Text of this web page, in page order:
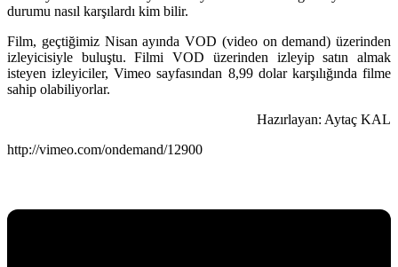
durumu nasıl karşılardı kim bilir.
Film, geçtiğimiz Nisan ayında VOD (video on demand) üzerinden
izleyicisiyle buluştu. Filmi VOD üzerinden izleyip satın almak
isteyen izleyiciler, Vimeo sayfasından 8,99 dolar karşılığında filme
sahip olabiliyorlar.
Hazırlayan: Aytaç KAL
http://vimeo.com/ondemand/12900